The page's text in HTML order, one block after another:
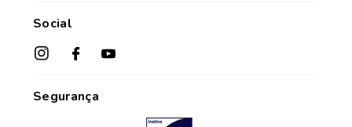
Política de Troca e Devolução
Fale Conosco
Seja um Franqueado
Perguntas Frequentes
de segunda a sexta-feira.*
Social
Segurança